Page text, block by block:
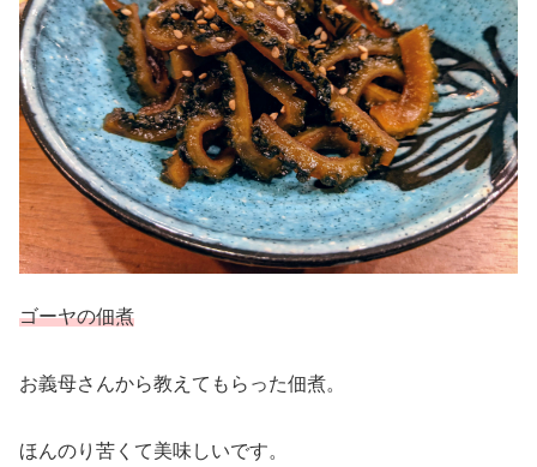
ゴーヤの佃煮
お義母さんから教えてもらった佃煮。
ほんのり苦くて美味しいです。